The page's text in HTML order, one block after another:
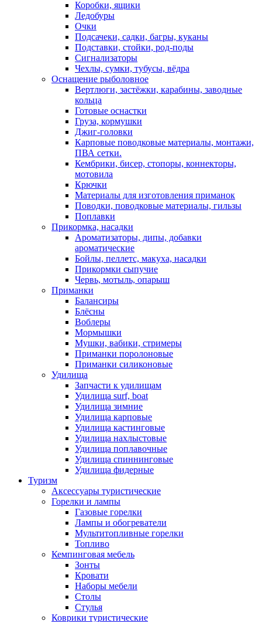
Коробки, ящики
Ледобуры
Очки
Подсачеки, садки, багры, куканы
Подставки, стойки, род-поды
Сигнализаторы
Чехлы, сумки, тубусы, вёдра
Оснащение рыболовное
Вертлюги, застёжки, карабины, заводные
кольца
Готовые оснастки
Груза, кормушки
Джиг-головки
Карповые поводковые материалы, монтажи,
ПВА сетки.
Кембрики, бисер, стопоры, коннекторы,
мотовила
Крючки
Материалы для изготовления приманок
Поводки, поводковые материалы, гильзы
Поплавки
Прикормка, насадки
Ароматизаторы, дипы, добавки
ароматические
Бойлы, пеллетс, макуха, насадки
Прикормки сыпучие
Червь, мотыль, опарыш
Приманки
Балансиры
Блёсны
Воблеры
Мормышки
Мушки, вабики, стримеры
Приманки поролоновые
Приманки силиконовые
Удилища
Запчасти к удилищам
Удилища surf, boat
Удилища зимние
Удилища карповые
Удилища кастинговые
Удилища нахлыстовые
Удилища поплавочные
Удилища спиннинговые
Удилища фидерные
Туризм
Аксессуары туристические
Горелки и лампы
Газовые горелки
Лампы и обогреватели
Мультитопливные горелки
Топливо
Кемпинговая мебель
Зонты
Кровати
Наборы мебели
Столы
Стулья
Коврики туристические